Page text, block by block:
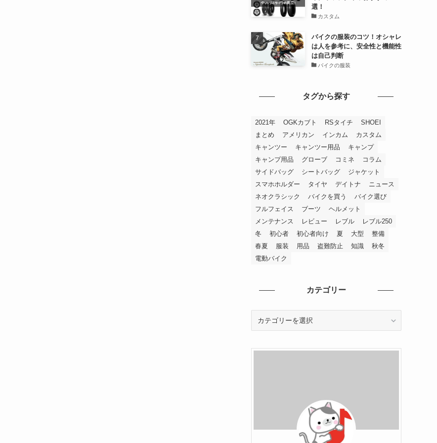
選！
カスタム
バイクの服装のコツ！オシャレ
は人を参考に、安全性と機能性
は自己判断
バイクの服装
タグから探す
2021年 OGKカブト RSタイチ
SHOEI
まとめ
アメリカン インカム
カスタム
キャンツー
キャンツー用品
キャンプ
キャンプ用品
グローブ コミネ
コラム
サイドバッグ
シートバッグ
ジャケット
スマホホルダー
タイヤ デイトナ
ニュース
ネオクラシック
バイクを買う
バイク選び
フルフェイス
ブーツ
ヘルメット
メンテナンス
レビュー レブル
レブル250
冬
初心者 初心者向け 夏 大型
整備
春夏
服装 用品 盗難防止 知識
秋冬
電動バイク
カテゴリー
リ